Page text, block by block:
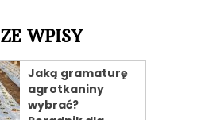
WPISY
Jaką gramaturę
agrotkaniny
wybrać?